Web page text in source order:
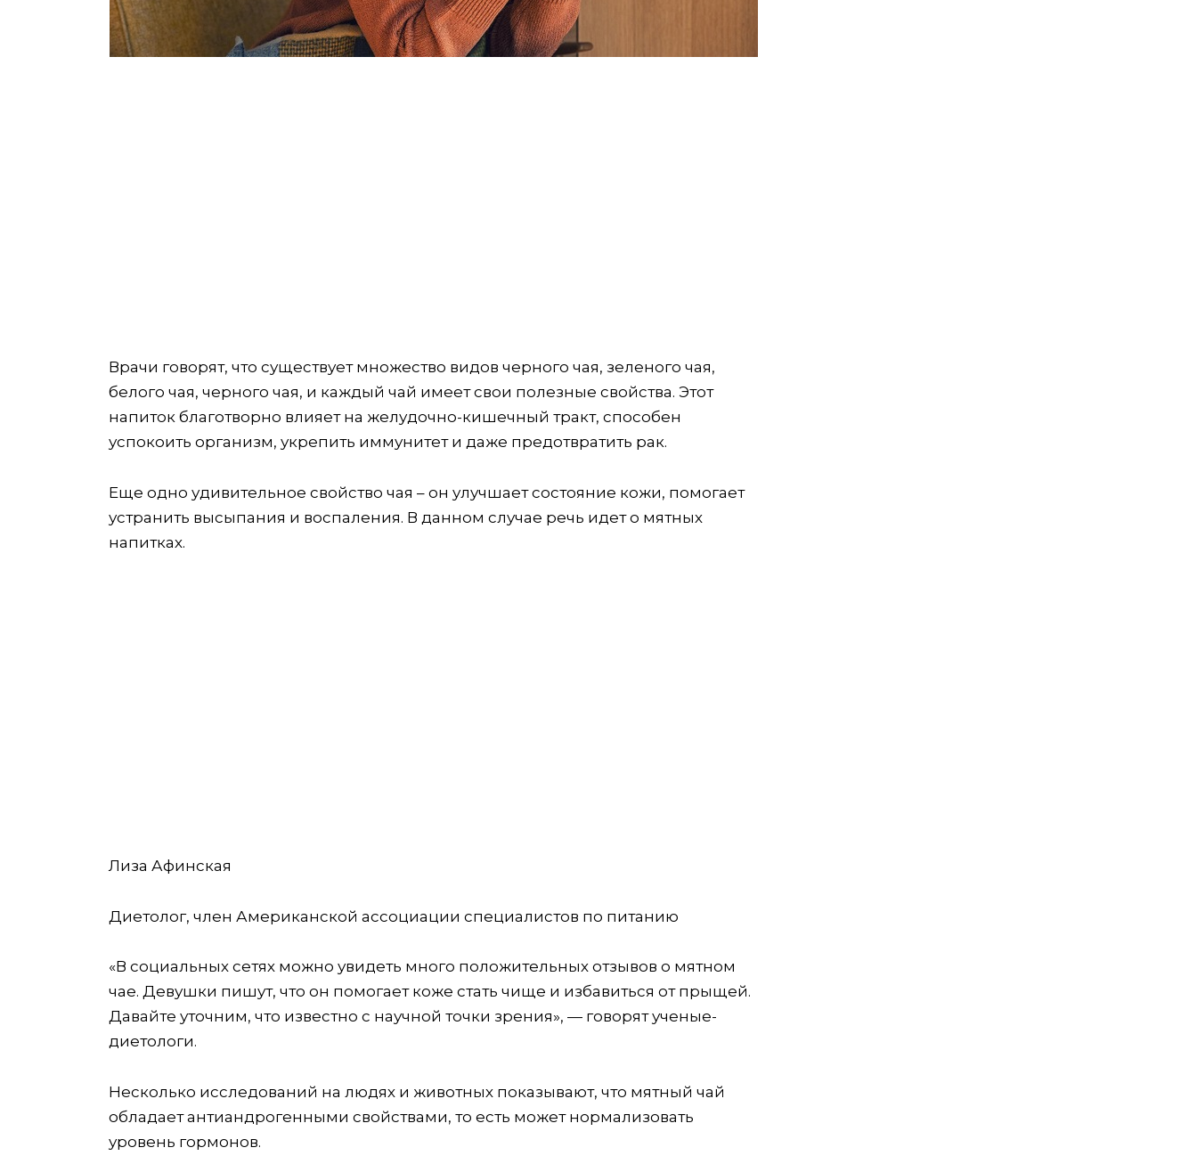
Врачи говорят, что существует множество видов черного чая, зеленого чая,
белого чая, черного чая, и каждый чай имеет свои полезные свойства. Этот
напиток благотворно влияет на желудочно-кишечный тракт, способен
успокоить организм, укрепить иммунитет и даже предотвратить рак.
Еще одно удивительное свойство чая – он улучшает состояние кожи, помогает
устранить высыпания и воспаления. В данном случае речь идет о мятных
напитках.
Лиза Афинская
Диетолог, член Американской ассоциации специалистов по питанию
«В социальных сетях можно увидеть много положительных отзывов о мятном
чае. Девушки пишут, что он помогает коже стать чище и избавиться от прыщей.
Давайте уточним, что известно с научной точки зрения», — говорят ученые-
диетологи.
Несколько исследований на людях и животных показывают, что мятный чай
обладает антиандрогенными свойствами, то есть может нормализовать
уровень гормонов.